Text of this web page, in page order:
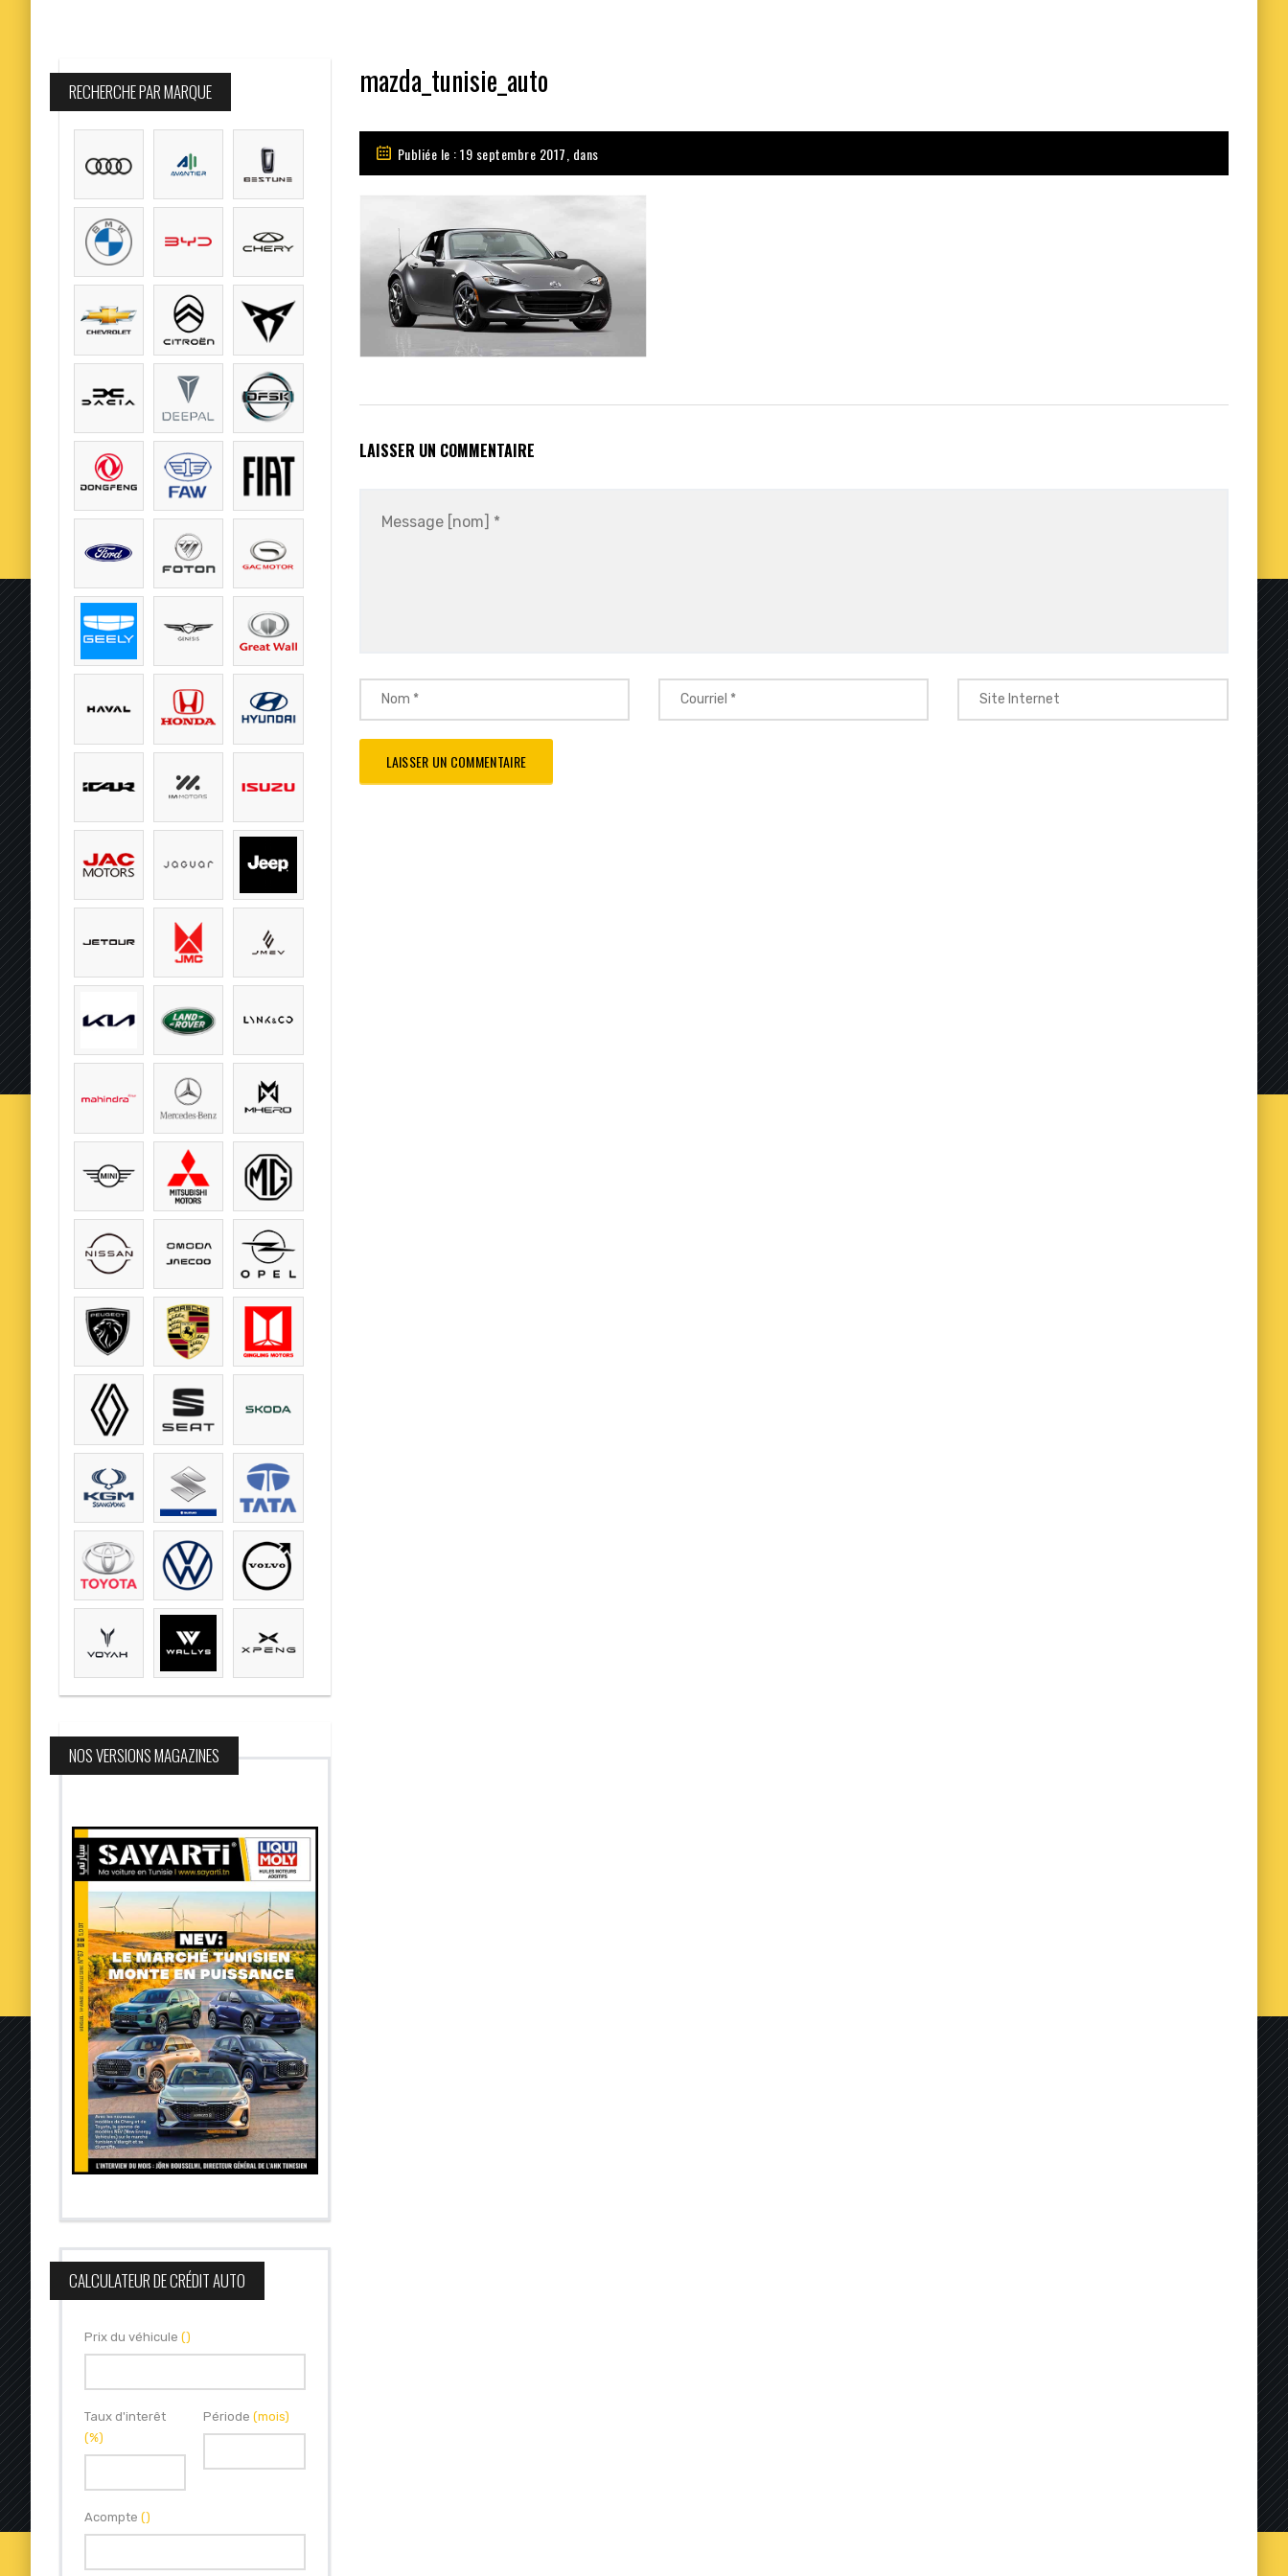
mazda_tunisie_auto
Publiée le : 19 septembre 2017, dans
LAISSER UN COMMENTAIRE
RECHERCHE PAR MARQUE
NOS VERSIONS MAGAZINES
CALCULATEUR DE CRÉDIT AUTO
Prix du véhicule ()
Taux d'interêt
(%)
Période(mois)
Acompte ()